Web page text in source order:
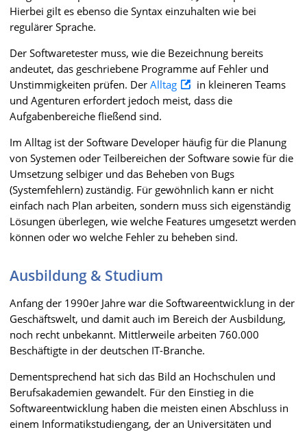
Hierbei gilt es ebenso die Syntax einzuhalten wie bei
regulärer Sprache.
Der Softwaretester muss, wie die Bezeichnung bereits
andeutet, das geschriebene Programme auf Fehler und
Unstimmigkeiten prüfen. Der Alltag
in kleineren Teams
und Agenturen erfordert jedoch meist, dass die
Aufgabenbereiche fließend sind.
Im Alltag ist der Software Developer häufig für die Planung
von Systemen oder Teilbereichen der Software sowie für die
Umsetzung selbiger und das Beheben von Bugs
(Systemfehlern) zuständig. Für gewöhnlich kann er nicht
einfach nach Plan arbeiten, sondern muss sich eigenständig
Lösungen überlegen, wie welche Features umgesetzt werden
können oder wo welche Fehler zu beheben sind.
Ausbildung & Studium
Anfang der 1990er Jahre war die Softwareentwicklung in der
Geschäftswelt, und damit auch im Bereich der Ausbildung,
noch recht unbekannt. Mittlerweile arbeiten 760.000
Beschäftigte in der deutschen IT-Branche.
Dementsprechend hat sich das Bild an Hochschulen und
Berufsakademien gewandelt. Für den Einstieg in die
Softwareentwicklung haben die meisten einen Abschluss in
einem Informatikstudiengang, der an Universitäten und